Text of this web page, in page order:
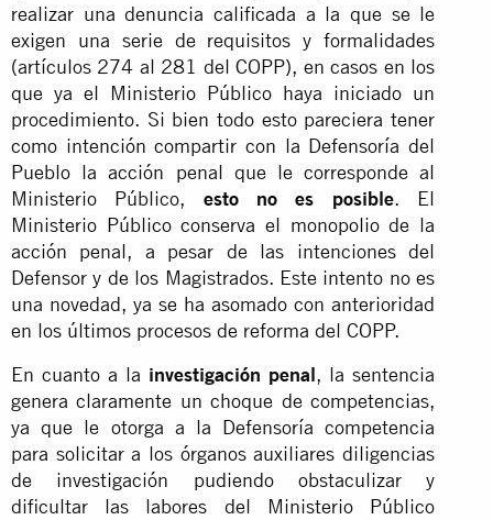
realizar una denuncia calificada a la que se le
exigen una serie de requisitos y formalidades
(artículos 274 al 281 del COPP), en casos en los
que ya el Ministerio Público haya iniciado un
procedimiento. Si bien todo esto pareciera tener
como intención compartir con la Defensoría del
Pueblo la acción penal que le corresponde al
Ministerio Público, esto no es posible. El
Ministerio Público conserva el monopolio de la
acción penal, a pesar de las intenciones del
Defensor y de los Magistrados. Este intento no es
una novedad, ya se ha asomado con anterioridad
en los últimos procesos de reforma del COPP.
En cuanto a la investigación penal, la sentencia
genera claramente un choque de competencias,
ya que le otorga a la Defensoría competencia
para solicitar a los órganos auxiliares diligencias
de investigación pudiendo obstaculizar y
dificultar las labores del Ministerio Público